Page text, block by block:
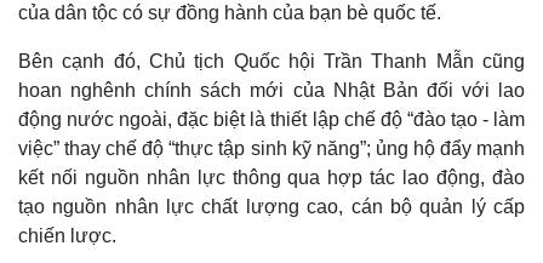
của dân tộc có sự đồng hành của bạn bè quốc tế.
Bên cạnh đó, Chủ tịch Quốc hội Trần Thanh Mẫn cũng
hoan nghênh chính sách mới của Nhật Bản đối với lao
động nước ngoài, đặc biệt là thiết lập chế độ “đào tạo - làm
việc” thay chế độ “thực tập sinh kỹ năng”; ủng hộ đẩy mạnh
kết nối nguồn nhân lực thông qua hợp tác lao động, đào
tạo nguồn nhân lực chất lượng cao, cán bộ quản lý cấp
chiến lược.